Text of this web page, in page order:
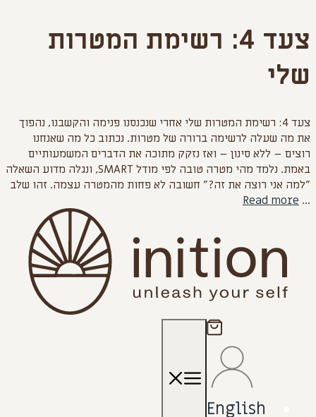
לדלג
לתוכן
צעד 4: רשימת המטרות
שלי
צעד 4: רשימת המטרות שלי אחרי שנכנסנו פנימה והקשבנו, נהפוך
את מה שעלה לרשימה ברורה של מטרות. נכתוב כל מה שאנחנו
רוצים – ללא סינון – ואז נזקק מתוכה את הדברים המשמעותיים
באמת. נלמד מהי מטרה טובה לפי מודל SMART, ונגלה מדוע השאלה
"למה אני רוצה את זה?" חשובה לא פחות מהמטרה עצמה. זהו שלב
...
Read more
English